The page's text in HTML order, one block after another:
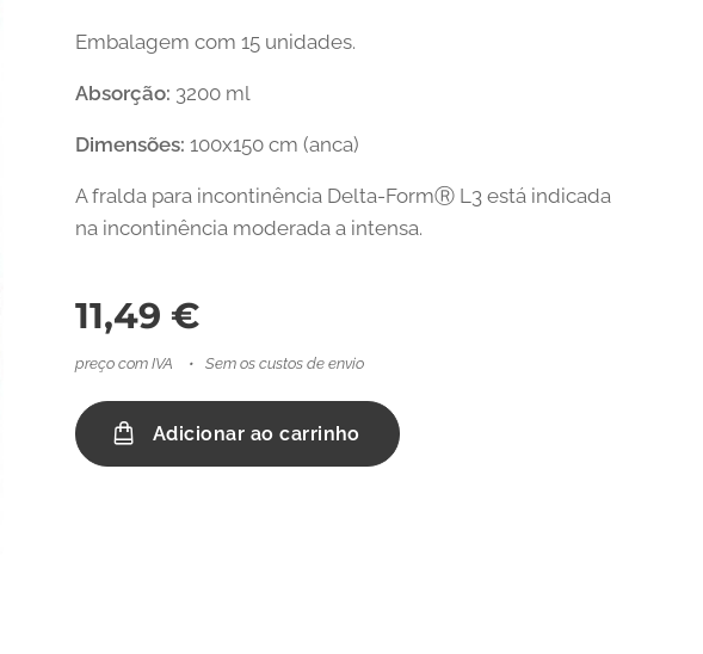
Embalagem com 15 unidades.
Absorção: 3200 ml
Dimensões: 100x150 cm (anca)
A fralda para incontinência Delta-FormⓇ L3 está indicada
na incontinência moderada a intensa.
11,49 €
preço com IVA Sem os custos de envio
Adicionar ao carrinho